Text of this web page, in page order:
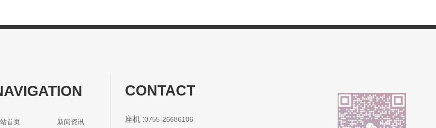
站首页 新闻资讯
CONTACT
座机 :0755-26686106